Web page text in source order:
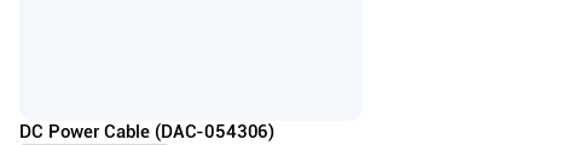
DC Power Cable (DAC-054306)